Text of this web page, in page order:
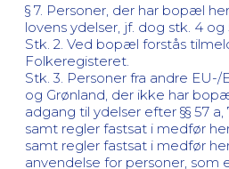
§ 7. Personer, der har bopæl
lovens ydelser, jf. dog stk. 4 og
Stk. 2. Ved bopæl forstås
Folkeregisteret.
Stk. 3. Personer fra andre
og Grønland, der ikke har
adgang til ydelser efter §§ 57 a,
samt regler fastsat i medfør
samt regler fastsat i medfør
anvendelse for personer, som